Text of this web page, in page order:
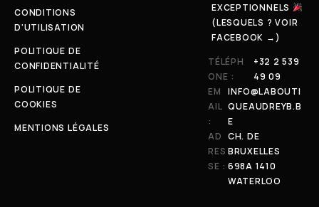
CONDITIONS
D'UTILISATION
POLITIQUE DE
CONFIDENTIALITÉ
POLITIQUE DE
COOKIES
MENTIONS LÉGALES
EXCEPTIONNELS
(LESQUELS ? VOIR
FACEBOOK →)
TÉLÉPH
ONE :
+32 2 539
49 09
EM
AIL
:
INFO@LABOUTI
QUEAUDREYB.B
E
AD
RES
SE :
CH. DE
BRUXELLES
698A 1410
WATERLOO